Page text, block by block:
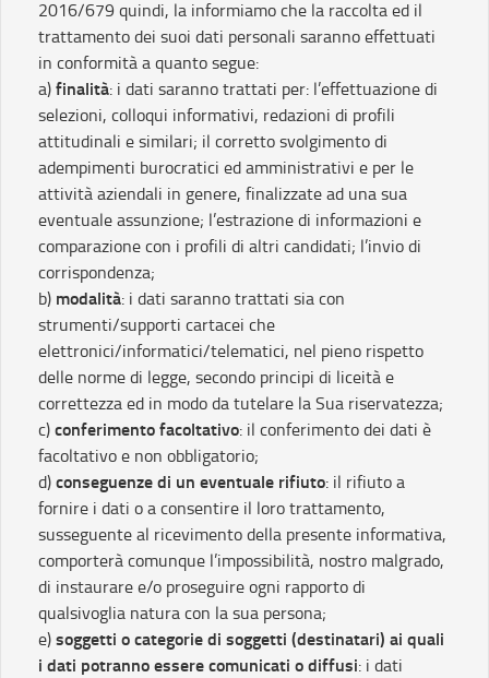
2016/679 quindi, la informiamo che la raccolta ed il
trattamento dei suoi dati personali saranno effettuati
in conformità a quanto segue:
a)finalità: i dati saranno trattati per: l’effettuazione di
selezioni, colloqui informativi, redazioni di profili
attitudinali e similari; il corretto svolgimento di
adempimenti burocratici ed amministrativi e per le
attività aziendali in genere, finalizzate ad una sua
eventuale assunzione; l’estrazione di informazioni e
comparazione con i profili di altri candidati; l’invio di
corrispondenza;
b) modalità: i dati saranno trattati sia con
strumenti/supporti cartacei che
elettronici/informatici/telematici, nel pieno rispetto
delle norme di legge, secondo principi di liceità e
correttezza ed in modo da tutelare la Sua riservatezza;
c)conferimento facoltativo: il conferimento dei dati è
facoltativo e non obbligatorio;
d)conseguenze di un eventuale rifiuto: il rifiuto a
fornire i dati o a consentire il loro trattamento,
susseguente al ricevimento della presente informativa,
comporterà comunque l’impossibilità, nostro malgrado,
di instaurare e/o proseguire ogni rapporto di
qualsivoglia natura con la sua persona;
e)soggetti o categorie di soggetti (destinatari) ai quali
i dati potranno essere comunicati o diffusi: i dati